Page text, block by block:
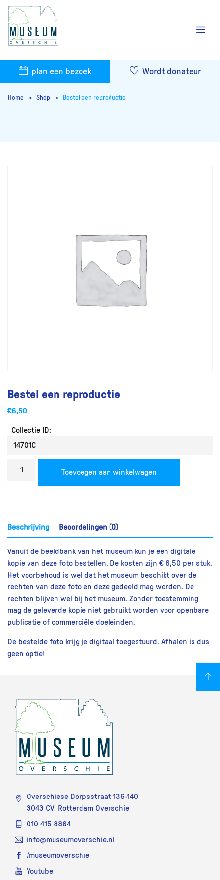
plan een bezoek Wordt donateur
Home Shop Bestel een reproductie
Bestel een reproductie
€6,50
Collectie ID:
reproductie
Toevoegen aan winkelwagen
Beschrijving Beoordelingen (0)
Vanuit de beeldbank van het museum kun je een digitale
kopie van deze foto bestellen. De kosten zijn € 6,50 per stuk.
Het voorbehoud is wel dat het museum beschikt over de
rechten van deze foto en deze gedeeld mag worden. De
rechten blijven wel bij het museum. Zonder toestemming
mag de geleverde kopie niet gebruikt worden voor openbare
publicatie of commerciële doeleinden.
De bestelde foto krijg je digitaal toegestuurd. Afhalen is dus
geen optie!
Overschiese Dorpsstraat 136-140
3043 CV, Rotterdam Overschie
010 415 8864
info@museumoverschie.nl
/museumoverschie
Youtube